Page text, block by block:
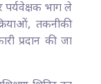
भाग ले
तकनीकी
प्रदान की जा